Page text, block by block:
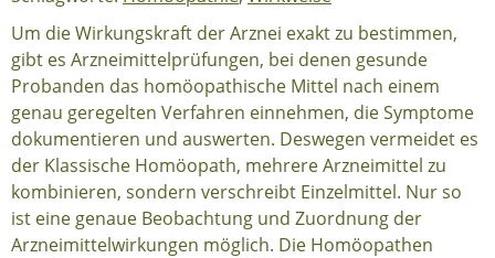
Um die Wirkungskraft der Arznei exakt zu bestimmen,
gibt es Arzneimittelprüfungen, bei denen gesunde
Probanden das homöopathische Mittel nach einem
genau geregelten Verfahren einnehmen, die Symptome
dokumentieren und auswerten. Deswegen vermeidet es
der Klassische Homöopath, mehrere Arzneimittel zu
kombinieren, sondern verschreibt Einzelmittel. Nur so
ist eine genaue Beobachtung und Zuordnung der
Arzneimittelwirkungen möglich. Die Homöopathen